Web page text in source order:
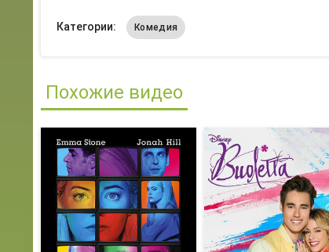
Категории: Комедия
Похожие видео